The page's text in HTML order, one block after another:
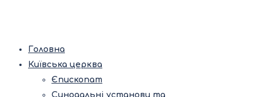
Головна
Київська церква
Єпископат
Синодальні установи та